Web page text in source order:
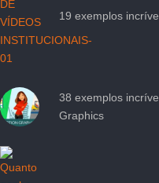
19 exemplos
38 exemplos
Graphics